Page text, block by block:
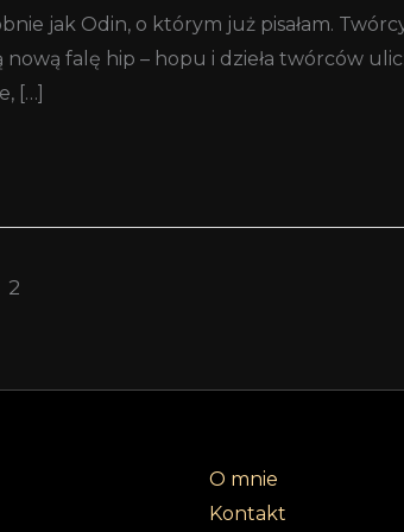
jak Odin, o którym już pisałam.
falę hip – hopu i dzieła twórców
[…]
2
O mnie
Kontakt